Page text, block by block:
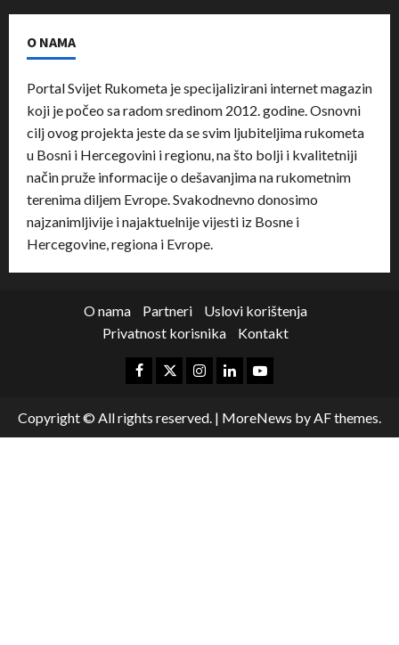
O NAMA
Portal Svijet Rukometa je specijalizirani internet magazin
koji je počeo sa radom sredinom 2012. godine. Osnovni
cilj ovog projekta jeste da se svim ljubiteljima rukometa
u Bosni i Hercegovini i regionu, na što bolji i kvalitetniji
način pruže informacije o dešavanjima na rukometnim
terenima diljem Evrope. Svakodnevno donosimo
najzanimljivije i najaktuelnije vijesti iz Bosne i
Hercegovine, regiona i Evrope.
O nama Partneri
Uslovi korištenja
Privatnost korisnika
Kontakt
Copyright © All rights reserved. | MoreNews by AF themes.